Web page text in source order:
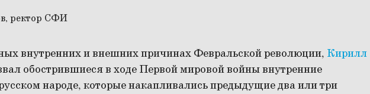
внутренних и внешних причинах Февральской революции, Кирилл
обострившиеся в ходе Первой мировой войны внутренние
народе, которые накапливались предыдущие два или три